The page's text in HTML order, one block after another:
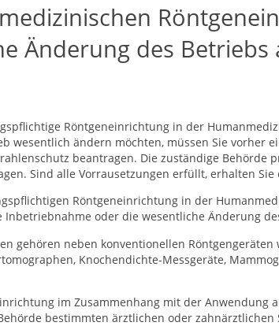
Änderung des Betriebs
Röntgeneinrichtung in der
wesentlich ändern möchten, müssen Sie vorher
beantragen. Die zuständige Behörde
Sind alle Vorrausetzungen erfüllt, erhalten Sie
Röntgeneinrichtung in der
oder die wesentliche Änderung
gehören neben konventionellen Röntgengeräten
Knochendichte-Messgeräte,
im Zusammenhang mit der Anwendung
bestimmten ärztlichen oder zahnärztlichen